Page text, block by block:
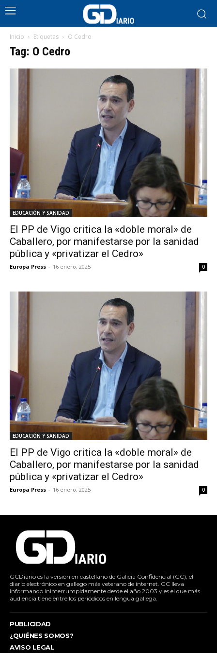
Inicio Etiquetas O Cedro
Tag: O Cedro
EDUCACIÓN Y SANIDAD
El PP de Vigo critica la «doble moral» de
Caballero, por manifestarse por la sanidad
pública y «privatizar el Cedro»
Europa Press - 16 enero, 2025 0
EDUCACIÓN Y SANIDAD
El PP de Vigo critica la «doble moral» de
Caballero, por manifestarse por la sanidad
pública y «privatizar el Cedro»
Europa Press - 16 enero, 2025 0
GCDiario es la versión en castellano de Galicia Confidencial (GC), el
diario electrónico en gallego más veterano de internet. GC lleva
informando ininterrumpidamente desde el año 2003 y es el que más
audiencia tiene entre los periódicos en lengua gallega.
PUBLICIDAD
¿QUIÉNES SOMOS?
AVISO LEGAL